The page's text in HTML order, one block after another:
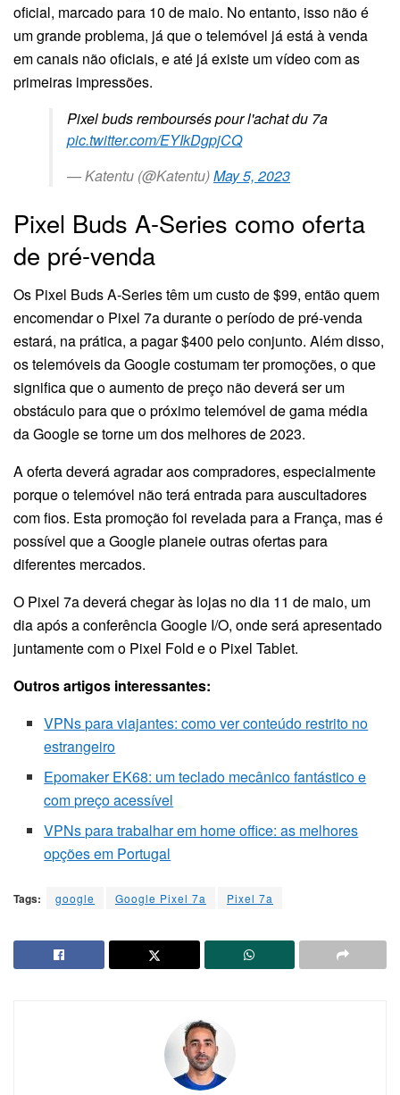
oficial, marcado para 10 de maio. No entanto, isso não é
um grande problema, já que o telemóvel já está à venda
em canais não oficiais, e até já existe um vídeo com as
primeiras impressões.
Pixel buds remboursés pour l'achat du 7a
pic.twitter.com/EYIkDgpjCQ
— Katentu (@Katentu)May 5, 2023
Pixel Buds A-Series como oferta
de pré-venda
Os Pixel Buds A-Series têm um custo de $99, então quem
encomendar o Pixel 7a durante o período de pré-venda
estará, na prática, a pagar $400 pelo conjunto. Além disso,
os telemóveis da Google costumam ter promoções, o que
significa que o aumento de preço não deverá ser um
obstáculo para que o próximo telemóvel de gama média
da Google se torne um dos melhores de 2023.
A oferta deverá agradar aos compradores, especialmente
porque o telemóvel não terá entrada para auscultadores
com fios. Esta promoção foi revelada para a França, mas é
possível que a Google planeie outras ofertas para
diferentes mercados.
O Pixel 7a deverá chegar às lojas no dia 11 de maio, um
dia após a conferência Google I/O, onde será apresentado
juntamente com o Pixel Fold e o Pixel Tablet.
Outros artigos interessantes:
VPNs para viajantes: como ver conteúdo restrito no
estrangeiro
Epomaker EK68: um teclado mecânico fantástico e
com preço acessível
VPNs para trabalhar em home office: as melhores
opções em Portugal
Tags: google Google Pixel 7a Pixel 7a